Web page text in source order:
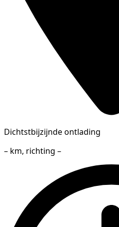
Dichtstbijzijnde ontlading
– km, richting –